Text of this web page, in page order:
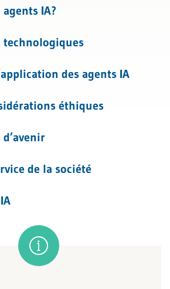
IA?
technologiques
des agents IA
éthiques
de la société